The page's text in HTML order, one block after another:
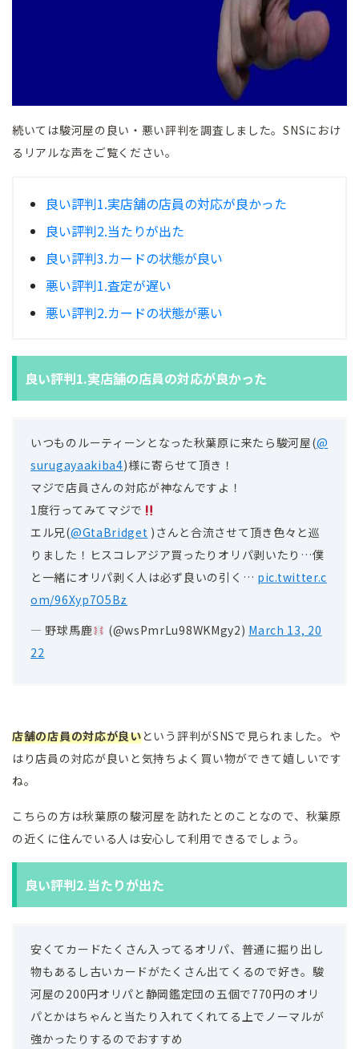
続いては駿河屋の良い・悪い評判を調査しました。SNSにおけ
るリアルな声をご覧ください。
良い評判1.実店舗の店員の対応が良かった
良い評判2.当たりが出た
良い評判3.カードの状態が良い
悪い評判1.査定が遅い
悪い評判2.カードの状態が悪い
良い評判1.実店舗の店員の対応が良かった
いつものルーティーンとなった秋葉原に来たら駿河屋(@
surugayaakiba4)様に寄らせて頂き！
マジで店員さんの対応が神なんですよ！
1度行ってみてマジで
エル兄(@GtaBridget )さんと合流させて頂き色々と巡
りました！ヒスコレアジア買ったりオリパ剥いたり…僕
と一緒にオリパ剥く人は必ず良いの引く… pic.twitter.c
om/96Xyp7O5Bz
— 野球馬鹿
(@wsPmrLu98WKMgy2) March 13, 20
22
店舗の店員の対応が良いという評判がSNSで見られました。や
はり店員の対応が良いと気持ちよく買い物ができて嬉しいです
ね。
こちらの方は秋葉原の駿河屋を訪れたとのことなので、秋葉原
の近くに住んでいる人は安心して利用できるでしょう。
良い評判2.当たりが出た
安くてカードたくさん入ってるオリパ、普通に掘り出し
物もあるし古いカードがたくさん出てくるので好き。駿
河屋の200円オリパと静岡鑑定団の五個で770円のオリ
パとかはちゃんと当たり入れてくれてる上でノーマルが
強かったりするのでおすすめ